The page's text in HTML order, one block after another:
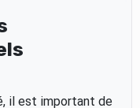
il est important de